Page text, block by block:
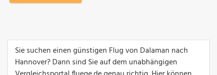
Sie suchen einen günstigen Flug von Dalaman nach
Hannover? Dann sind Sie auf dem unabhängigen